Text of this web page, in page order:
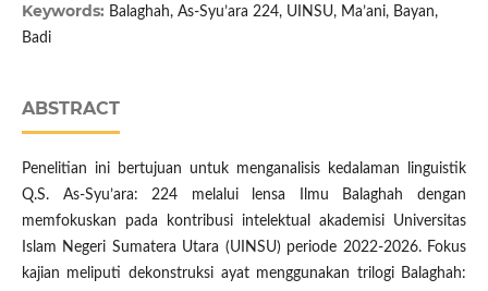
Keywords: Balaghah, As-Syu’ara 224, UINSU, Ma’ani, Bayan,
Badi
ABSTRACT
Penelitian ini bertujuan untuk menganalisis kedalaman linguistik
Q.S. As-Syu’ara: 224 melalui lensa Ilmu Balaghah dengan
memfokuskan pada kontribusi intelektual akademisi Universitas
Islam Negeri Sumatera Utara (UINSU) periode 2022-2026. Fokus
kajian meliputi dekonstruksi ayat menggunakan trilogi Balaghah: